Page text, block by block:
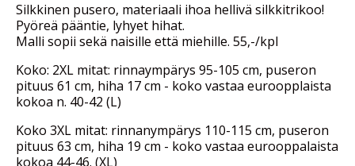
Silkkinen pusero, materiaali ihoa hellivä silkkitrikoo!
Pyöreä pääntie, lyhyet hihat.
Malli sopii sekä naisille että miehille. 55,-/kpl
Koko: 2XL mitat: rinnaympärys 95-105 cm, puseron
pituus 61 cm, hiha 17 cm - koko vastaa euroopplaista
kokoa n. 40-42 (L)
Koko 3XL mitat: rinnanympärys 110-115 cm, puseron
pituus 63 cm, hiha 19 cm - koko vastaa eurooppalaista
kokoa 44-46. (XL)